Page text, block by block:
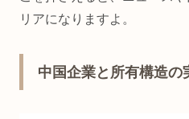
リアになりますよ。
中国企業と所有構造の